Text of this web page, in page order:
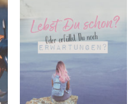
Auf die
Wunschliste